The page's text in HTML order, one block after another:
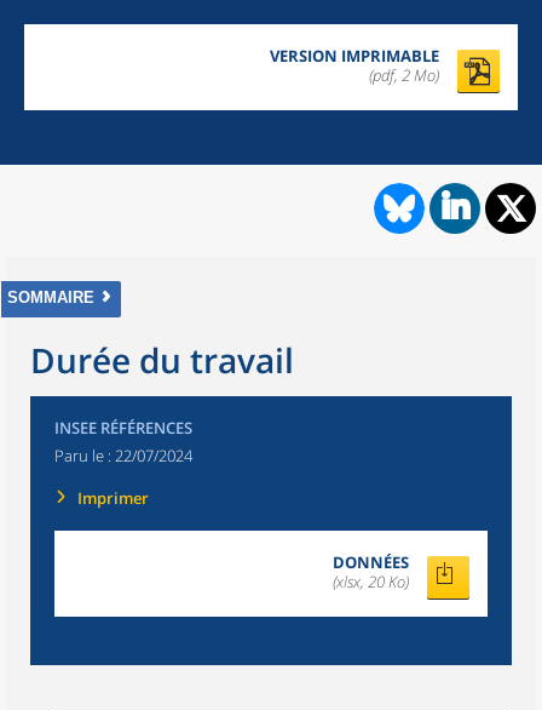
VERSION IMPRIMABLE
(pdf, 2 Mo)
SOMMAIRE
Durée du travail
INSEE RÉFÉRENCES
Paru le : 22/07/2024
Imprimer
DONNÉES
(xlsx, 20 Ko)